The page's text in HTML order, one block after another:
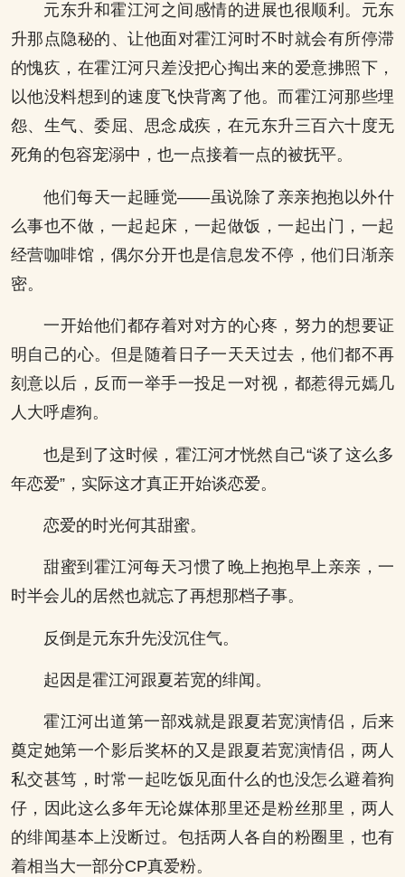
元东升和霍江河之间感情的进展也很顺利。元东
升那点隐秘的、让他面对霍江河时不时就会有所停滞
的愧疚，在霍江河只差没把心掏出来的爱意拂照下，
以他没料想到的速度飞快背离了他。而霍江河那些埋
怨、生气、委屈、思念成疾，在元东升三百六十度无
死角的包容宠溺中，也一点接着一点的被抚平。
他们每天一起睡觉——虽说除了亲亲抱抱以外什
么事也不做，一起起床，一起做饭，一起出门，一起
经营咖啡馆，偶尔分开也是信息发不停，他们日渐亲
密。
一开始他们都存着对对方的心疼，努力的想要证
明自己的心。但是随着日子一天天过去，他们都不再
刻意以后，反而一举手一投足一对视，都惹得元嫣几
人大呼虐狗。
也是到了这时候，霍江河才恍然自己“谈了这么多
年恋爱”，实际这才真正开始谈恋爱。
恋爱的时光何其甜蜜。
甜蜜到霍江河每天习惯了晚上抱抱早上亲亲，一
时半会儿的居然也就忘了再想那档子事。
反倒是元东升先没沉住气。
起因是霍江河跟夏若宽的绯闻。
霍江河出道第一部戏就是跟夏若宽演情侣，后来
奠定她第一个影后奖杯的又是跟夏若宽演情侣，两人
私交甚笃，时常一起吃饭见面什么的也没怎么避着狗
仔，因此这么多年无论媒体那里还是粉丝那里，两人
的绯闻基本上没断过。包括两人各自的粉圈里，也有
着相当大一部分CP真爱粉。